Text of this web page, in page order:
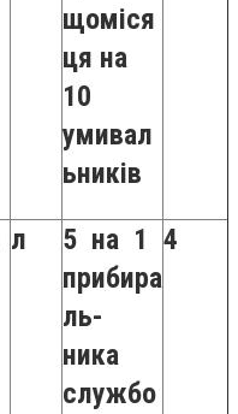
щоміся
ця на
10
умивал
ьників
л
5 на 1
прибира
ль-
ника
службо
4